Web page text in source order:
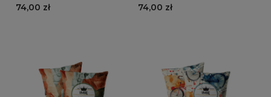
EM13 | czerwone róże
74,00 zł
EM12 | kolorowe anemony
74,00 zł